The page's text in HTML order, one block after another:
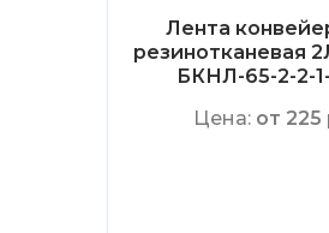
Лента
резинотканевая
БКНЛ-65-2-2-
Цена: от 225